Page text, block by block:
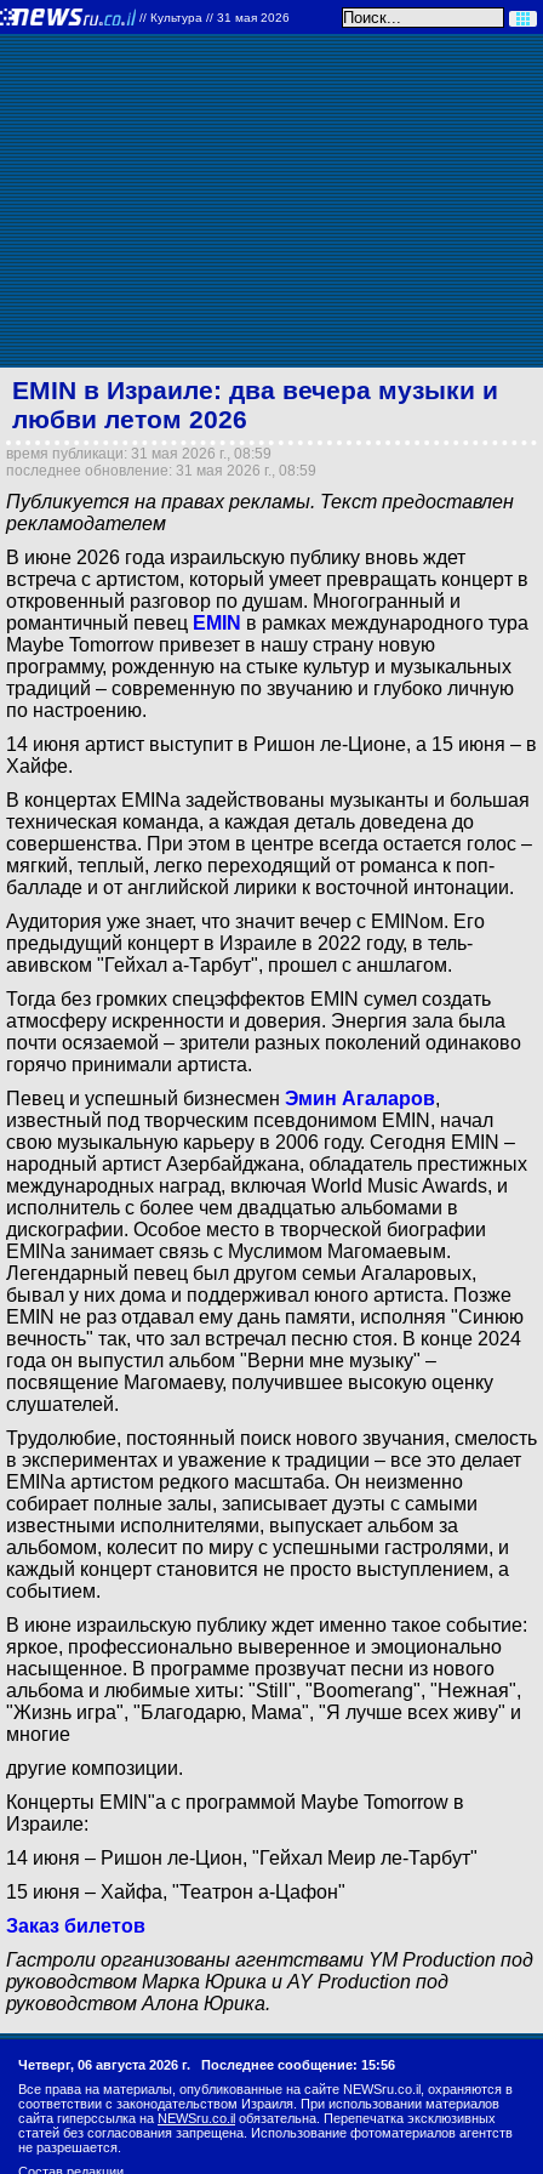
// Культура // 31 мая 2026
EMIN в Израиле: два вечера музыки и
любви летом 2026
время публикаци: 31 мая 2026 г., 08:59
последнее обновление: 31 мая 2026 г., 08:59
Публикуется на правах рекламы. Текст предоставлен
рекламодателем
В июне 2026 года израильскую публику вновь ждет
встреча с артистом, который умеет превращать концерт в
откровенный разговор по душам. Многогранный и
романтичный певец EMIN в рамках международного тура
Maybe Tomorrow привезет в нашу страну новую
программу, рожденную на стыке культур и музыкальных
традиций – современную по звучанию и глубоко личную
по настроению.
14 июня артист выступит в Ришон ле-Ционе, а 15 июня – в
Хайфе.
В концертах EMINa задействованы музыканты и большая
техническая команда, а каждая деталь доведена до
совершенства. При этом в центре всегда остается голос –
мягкий, теплый, легко переходящий от романса к поп-
балладе и от английской лирики к восточной интонации.
Аудитория уже знает, что значит вечер с EMINом. Его
предыдущий концерт в Израиле в 2022 году, в тель-
авивском "Гейхал а-Тарбут", прошел с аншлагом.
Тогда без громких спецэффектов EMIN сумел создать
атмосферу искренности и доверия. Энергия зала была
почти осязаемой – зрители разных поколений одинаково
горячо принимали артиста.
Певец и успешный бизнесмен Эмин Агаларов,
известный под творческим псевдонимом EMIN, начал
свою музыкальную карьеру в 2006 году. Сегодня EMIN –
народный артист Азербайджана, обладатель престижных
международных наград, включая World Music Awards, и
исполнитель с более чем двадцатью альбомами в
дискографии. Особое место в творческой биографии
EMINа занимает связь с Муслимом Магомаевым.
Легендарный певец был другом семьи Агаларовых,
бывал у них дома и поддерживал юного артиста. Позже
EMIN не раз отдавал ему дань памяти, исполняя "Синюю
вечность" так, что зал встречал песню стоя. В конце 2024
года он выпустил альбом "Верни мне музыку" –
посвящение Магомаеву, получившее высокую оценку
слушателей.
Трудолюбие, постоянный поиск нового звучания, смелость
в экспериментах и уважение к традиции – все это делает
EMINa артистом редкого масштаба. Он неизменно
собирает полные залы, записывает дуэты с самыми
известными исполнителями, выпускает альбом за
альбомом, колесит по миру с успешными гастролями, и
каждый концерт становится не просто выступлением, а
событием.
В июне израильскую публику ждет именно такое событие:
яркое, профессионально выверенное и эмоционально
насыщенное. В программе прозвучат песни из нового
альбома и любимые хиты: "Still", "Boomerang", "Нежная",
"Жизнь игра", "Благодарю, Мама", "Я лучше всех живу" и
многие
другие композиции.
Концерты EMIN"а с программой Maybe Tomorrow в
Израиле:
14 июня – Ришон ле-Цион, "Гейхал Меир ле-Тарбут"
15 июня – Хайфа, "Театрон а-Цафон"
Заказ билетов
Гастроли организованы агентствами YM Production под
руководством Марка Юрика и AY Production под
руководством Алона Юрика.
Четверг, 06 августа 2026 г. Последнее сообщение: 15:56
Все права на материалы, опубликованные на сайте NEWSru.co.il, охраняются в
соответствии с законодательством Израиля. При использовании материалов
сайта гиперссылка на NEWSru.co.il обязательна. Перепечатка эксклюзивных
статей без согласования запрещена. Использование фотоматериалов агентств
не разрешается.